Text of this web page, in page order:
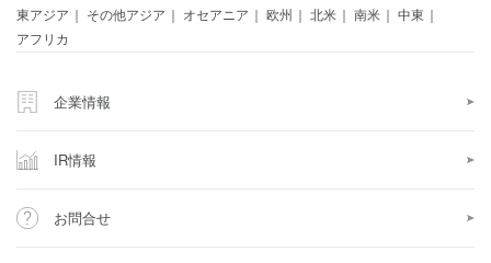
東アジア
その他アジア オセアニア 欧州 北米 南米
中東
アフリカ
企業情報
IR情報
お問合せ